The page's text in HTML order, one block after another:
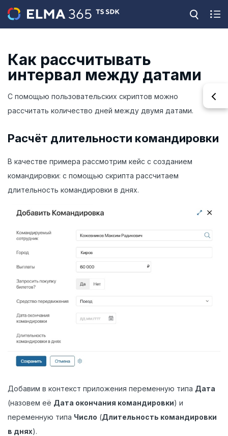
Как рассчитывать
интервал между датами
С помощью пользовательских скриптов можно
рассчитать количество дней между двумя датами.
Расчёт длительности командировки
В качестве примера рассмотрим кейс с созданием
командировки: с помощью скрипта рассчитаем
длительность командировки в днях.
Добавим в контекст приложения переменную типа Дата
(назовем её Дата окончания командировки) и
переменную типа Число (Длительность командировки
в днях).